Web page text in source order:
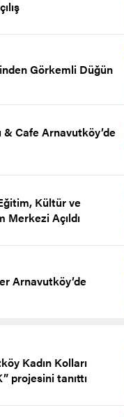
Görkemli Düğün
& Cafe Arnavutköy’de
Kültür ve
Merkezi Açıldı
Arnavutköy’de
Kadın Kolları
projesini tanıttı